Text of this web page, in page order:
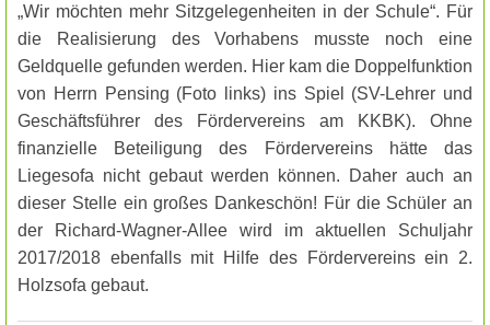
„Wir möchten mehr Sitzgelegenheiten in der Schule“. Für
die Realisierung des Vorhabens musste noch eine
Geldquelle gefunden werden. Hier kam die Doppelfunktion
von Herrn Pensing (Foto links) ins Spiel (SV-Lehrer und
Geschäftsführer des Fördervereins am KKBK). Ohne
finanzielle Beteiligung des Fördervereins hätte das
Liegesofa nicht gebaut werden können. Daher auch an
dieser Stelle ein großes Dankeschön! Für die Schüler an
der Richard-Wagner-Allee wird im aktuellen Schuljahr
2017/2018 ebenfalls mit Hilfe des Fördervereins ein 2.
Holzsofa gebaut.